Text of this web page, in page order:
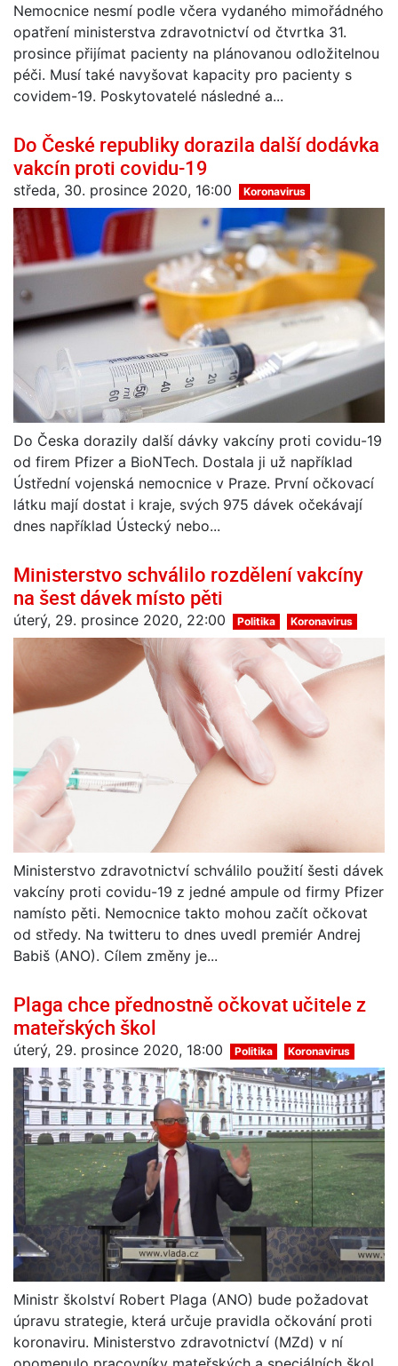
Nemocnice nesmí podle včera vydaného mimořádného
opatření ministerstva zdravotnictví od čtvrtka 31.
prosince přijímat pacienty na plánovanou odložitelnou
péči. Musí také navyšovat kapacity pro pacienty s
covidem-19. Poskytovatelé následné a...
Do České republiky dorazila další dodávka
vakcín proti covidu-19
středa, 30. prosince 2020, 16:00 Koronavirus
Do Česka dorazily další dávky vakcíny proti covidu-19
od firem Pfizer a BioNTech. Dostala ji už například
Ústřední vojenská nemocnice v Praze. První očkovací
látku mají dostat i kraje, svých 975 dávek očekávají
dnes například Ústecký nebo...
Ministerstvo schválilo rozdělení vakcíny
na šest dávek místo pěti
úterý, 29. prosince 2020, 22:00 Politika Koronavirus
Ministerstvo zdravotnictví schválilo použití šesti dávek
vakcíny proti covidu-19 z jedné ampule od firmy Pfizer
namísto pěti. Nemocnice takto mohou začít očkovat
od středy. Na twitteru to dnes uvedl premiér Andrej
Babiš (ANO). Cílem změny je...
Plaga chce přednostně očkovat učitele z
mateřských škol
úterý, 29. prosince 2020, 18:00 Politika Koronavirus
Ministr školství Robert Plaga (ANO) bude požadovat
úpravu strategie, která určuje pravidla očkování proti
koronaviru. Ministerstvo zdravotnictví (MZd) v ní